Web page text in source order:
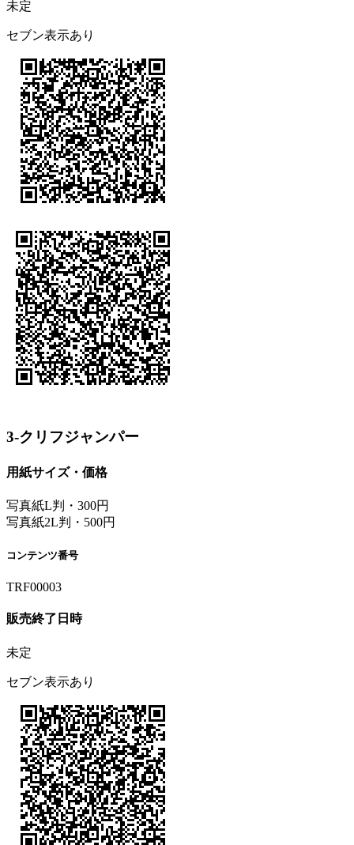
未定
セブン表示あり
3-クリフジャンパー
用紙サイズ・価格
写真紙L判・300円
写真紙2L判・500円
コンテンツ番号
TRF00003
販売終了日時
未定
セブン表示あり